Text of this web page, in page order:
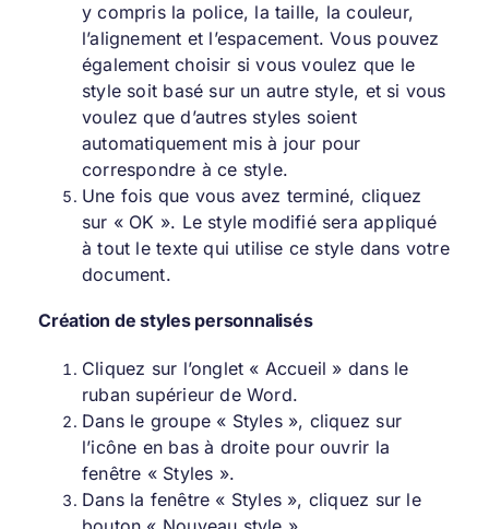
y compris la police, la taille, la couleur,
l’alignement et l’espacement. Vous pouvez
également choisir si vous voulez que le
style soit basé sur un autre style, et si vous
voulez que d’autres styles soient
automatiquement mis à jour pour
correspondre à ce style.
Une fois que vous avez terminé, cliquez
sur « OK ». Le style modifié sera appliqué
à tout le texte qui utilise ce style dans votre
document.
Création de styles personnalisés
Cliquez sur l’onglet « Accueil » dans le
ruban supérieur de Word.
Dans le groupe « Styles », cliquez sur
l’icône en bas à droite pour ouvrir la
fenêtre « Styles ».
Dans la fenêtre « Styles », cliquez sur le